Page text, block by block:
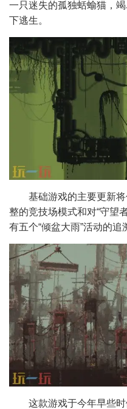
一只迷失的孤独蛞蝓猫，
下逃生。
基础游戏的主要更新
整的竞技场模式和对“守望
有五个“倾盆大雨”活动的追
这款游戏于今年早些